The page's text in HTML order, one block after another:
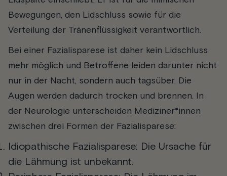
Bewegungen, den Lidschluss sowie für die
Verteilung der Tränenflüssigkeit verantwortlich.
Bei einer Fazialisparese ist daher kein Lidschluss
mehr möglich und Betroffene leiden darunter nicht
nur in der Nacht, sondern auch tagsüber. Die
Augen werden dadurch trocken und brennen. In
der Neurologie unterscheiden Mediziner*innen
zwischen drei Formen der Fazialisparese:
Idiopathische Fazialisparese: Die Ursache für
die Lähmung ist unbekannt.